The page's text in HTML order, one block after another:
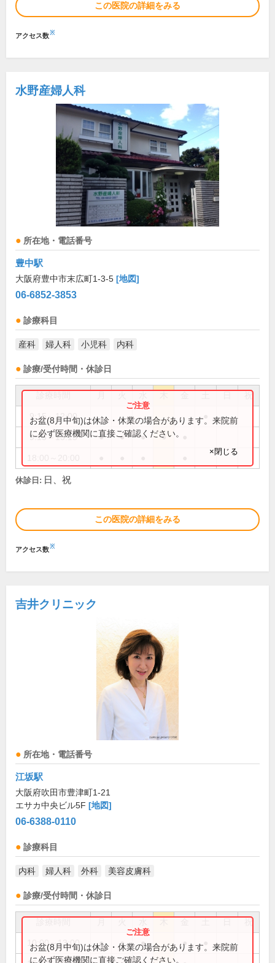
この医院の詳細をみる
アクセス数※
水野産婦人科
所在地・電話番号
豊中駅
大阪府豊中市末広町1-3-5 [地図]
06-6852-3853
診療科目
産科 婦人科 小児科 内科
診療/受付時間・休診日
祝
9:15～12:00
9:15～13:15 ● ● ● ●
お盆(8月中旬)は休診・休業の場合があります。来院前
に必ず医療機関に直接ご確認ください。
×閉じる
休診日: 日、祝
この医院の詳細をみる
アクセス数※
吉井クリニック
所在地・電話番号
江坂駅
大阪府吹田市豊津町1-21
エサカ中央ビル5F [地図]
06-6388-0110
診療科目
内科 婦人科 外科 美容皮膚科
診療/受付時間・休診日
祝
10:00～13:00 ● ● ● ●
お盆(8月中旬)は休診・休業の場合があります。来院前
に必ず医療機関に直接ご確認ください。